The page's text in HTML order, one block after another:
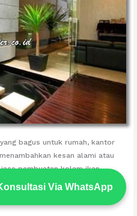
bagus untuk rumah, kantor
kesan alami atau
pembuatan kolam ikan
bagi ikan-ikan koi sekaligus
bagi Anda dan keluarga.
Via WhatsApp